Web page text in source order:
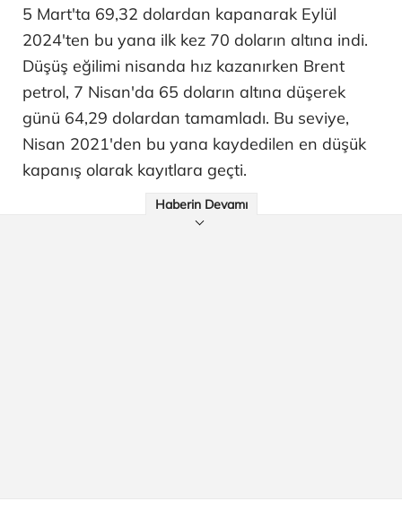
5 Mart'ta 69,32 dolardan kapanarak Eylül
2024'ten bu yana ilk kez 70 doların altına indi.
Düşüş eğilimi nisanda hız kazanırken Brent
petrol, 7 Nisan'da 65 doların altına düşerek
günü 64,29 dolardan tamamladı. Bu seviye,
Nisan 2021'den bu yana kaydedilen en düşük
kapanış olarak kayıtlara geçti.
Haberin Devamı